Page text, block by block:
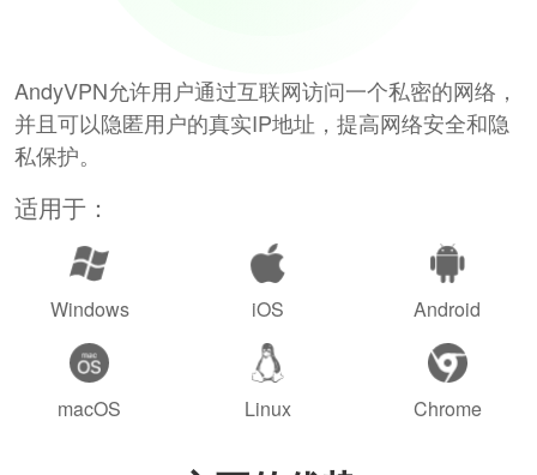
AndyVPN允许用户通过互联网访问一个私密的网络，
并且可以隐匿用户的真实IP地址，提高网络安全和隐
私保护。
适用于：
Windows iOS Android
macOS Linux Chrome